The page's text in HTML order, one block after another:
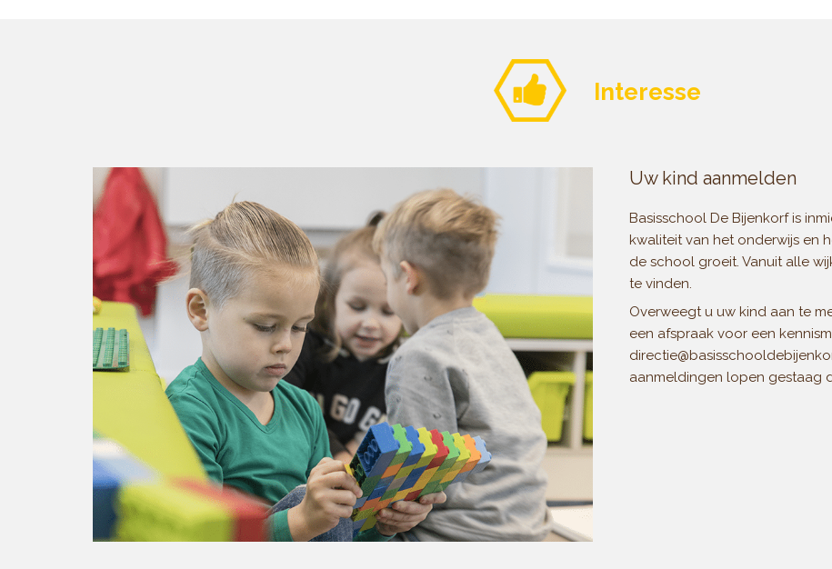
Interesse
Uw kind aanmelden
Basisschool De Bijenkorf is
kwaliteit van het onderwijs en
de school groeit. Vanuit alle
te vinden.
Overweegt u uw kind aan te
een afspraak voor een
aanmeldingen lopen gestaag